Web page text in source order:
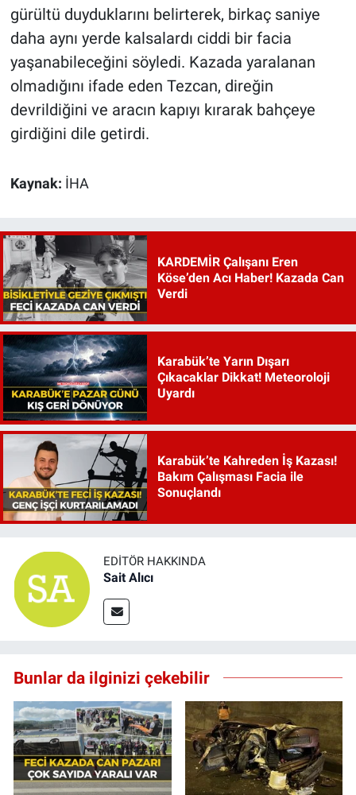
gürültü duyduklarını belirterek, birkaç saniye
daha aynı yerde kalsalardı ciddi bir facia
yaşanabileceğini söyledi. Kazada yaralanan
olmadığını ifade eden Tezcan, direğin
devrildiğini ve aracın kapıyı kırarak bahçeye
girdiğini dile getirdi.
Kaynak: İHA
KARDEMİR Çalışanı Eren
Köse’den Acı Haber! Kazada Can
Verdi
Karabük’te Yarın Dışarı
Çıkacaklar Dikkat! Meteoroloji
Uyardı
Karabük’te Kahreden İş Kazası!
Bakım Çalışması Facia ile
Sonuçlandı
EDITÖR HAKKINDA
Sait Alıcı
Bunlar da ilginizi çekebilir